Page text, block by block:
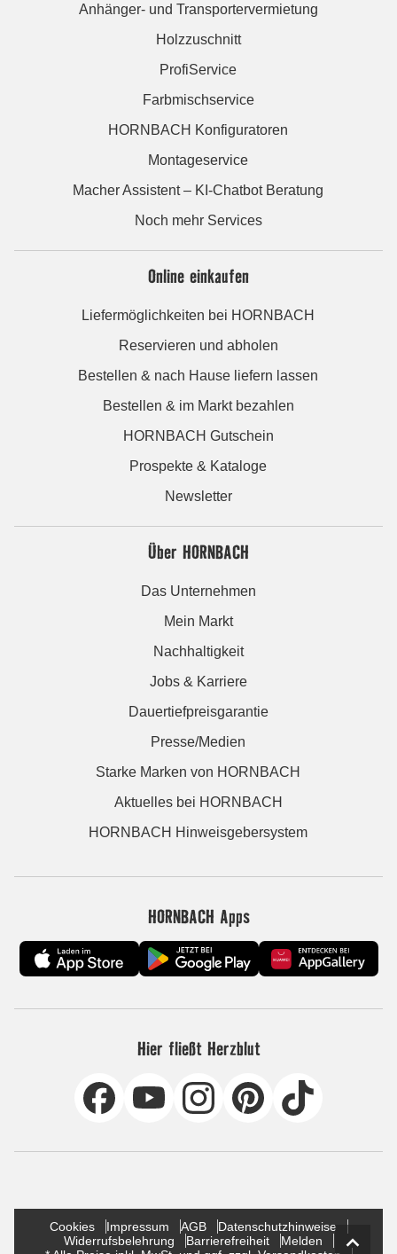
Anhänger- und Transportervermietung
Holzzuschnitt
ProfiService
Farbmischservice
HORNBACH Konfiguratoren
Montageservice
Macher Assistent – KI-Chatbot Beratung
Noch mehr Services
Online einkaufen
Liefermöglichkeiten bei HORNBACH
Reservieren und abholen
Bestellen & nach Hause liefern lassen
Bestellen & im Markt bezahlen
HORNBACH Gutschein
Prospekte & Kataloge
Newsletter
Über HORNBACH
Das Unternehmen
Mein Markt
Nachhaltigkeit
Jobs & Karriere
Dauertiefpreisgarantie
Presse/Medien
Starke Marken von HORNBACH
Aktuelles bei HORNBACH
HORNBACH Hinweisgebersystem
HORNBACH Apps
Hier fließt Herzblut
Cookies Impressum AGB
Datenschutzhinweise
Widerrufsbelehrung
Barrierefreiheit
Melden